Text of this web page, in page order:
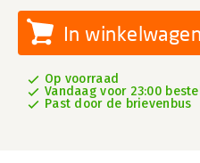
In winkelwagen
Op voorraad
Vandaag voor 23:00
Past door de brievenbus